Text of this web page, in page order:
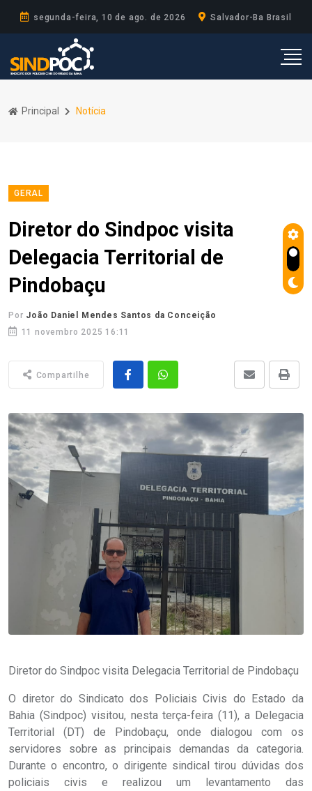
segunda-feira, 10 de ago. de 2026 Salvador-Ba Brasil
Principal Notícia
GERAL
Diretor do Sindpoc visita
Delegacia Territorial de
Pindobaçu
Por João Daniel Mendes Santos da Conceição
11 novembro 2025 16:11
Compartilhe
Diretor do Sindpoc visita Delegacia Territorial de Pindobaçu
O diretor do Sindicato dos Policiais Civis do Estado da
Bahia (Sindpoc) visitou, nesta terça-feira (11), a Delegacia
Territorial (DT) de Pindobaçu, onde dialogou com os
servidores sobre as principais demandas da categoria.
Durante o encontro, o dirigente sindical tirou dúvidas dos
policiais civis e realizou um levantamento das